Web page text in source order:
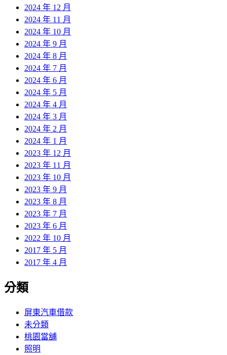
2024 年 12 月
2024 年 11 月
2024 年 10 月
2024 年 9 月
2024 年 8 月
2024 年 7 月
2024 年 6 月
2024 年 5 月
2024 年 4 月
2024 年 3 月
2024 年 2 月
2024 年 1 月
2023 年 12 月
2023 年 11 月
2023 年 10 月
2023 年 9 月
2023 年 8 月
2023 年 7 月
2023 年 6 月
2022 年 10 月
2017 年 5 月
2017 年 4 月
分類
屏東汽車借款
未分類
桃園當舖
照明